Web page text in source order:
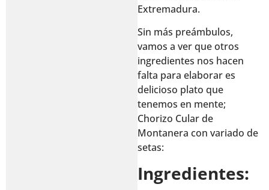
Extremadura.
Sin más preámbulos,
vamos a ver que otros
ingredientes nos hacen
falta para elaborar es
delicioso plato que
tenemos en mente;
Chorizo Cular de
Montanera con variado de
setas:
Ingredientes: